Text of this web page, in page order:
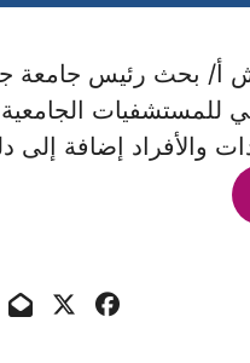
يناير/أ ش أ/ بحث رئيس
للمستشفيات
والأفراد إضافة إلى